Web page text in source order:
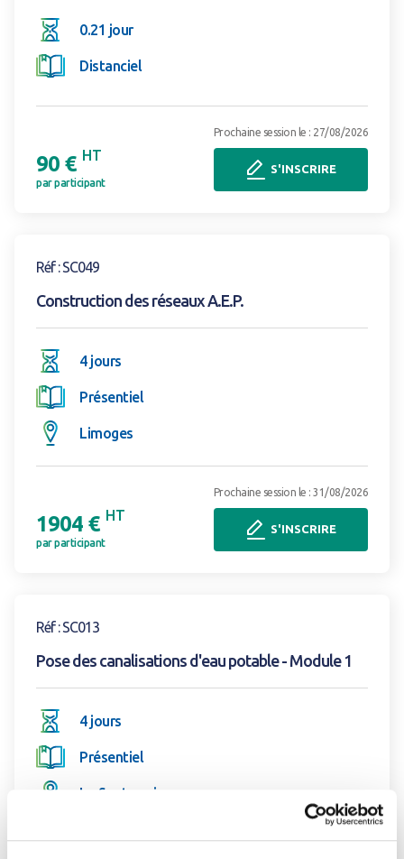
0.21 jour
Distanciel
90 € HT
par participant
Prochaine session le : 27/08/2026
S'INSCRIRE
Réf : SC049
Construction des réseaux A.E.P.
4 jours
Présentiel
Limoges
1904 € HT
par participant
Prochaine session le : 31/08/2026
S'INSCRIRE
Réf : SC013
Pose des canalisations d'eau potable - Module 1
4 jours
Présentiel
La Souterraine
1/2